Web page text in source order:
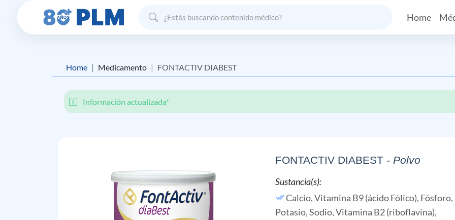
Home
Home Medicamento FONTACTIV DIABEST
Información actualizada*
FONTACTIV DIABEST - Polvo
Sustancia(s):
Calcio,Vitamina B9 (ácido Fólico), Fósforo,
Potasio,Sodio,Vitamina B2 (riboflavina),